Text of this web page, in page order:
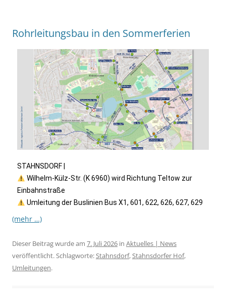
Rohrleitungsbau in den Sommerferien
STAHNSDORF |
Wilhelm-Külz-Str. (K 6960) wird Richtung Teltow zur
Einbahnstraße
Umleitung der Buslinien Bus X1, 601, 622, 626, 627, 629
(mehr …)
Dieser Beitrag wurde am 7. Juli 2026 in Aktuelles | News
veröffentlicht. Schlagworte:Stahnsdorf,Stahnsdorfer Hof,
Umleitungen.